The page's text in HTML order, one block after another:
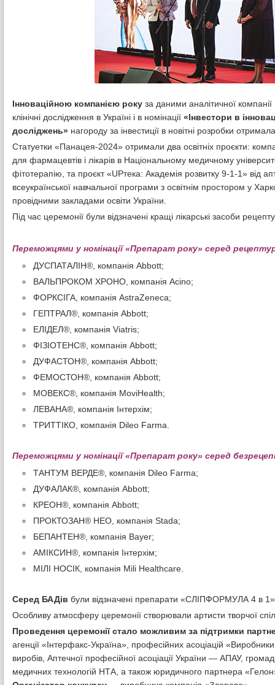
Інноваційною компанією року за даними аналітичної
клінічні дослідження в Україні і в номінації «Інвестори в
досліджень» нагороду за інвестиції в новітні розробки
Статуетки «Панацея-2024» отримали два освітніх проєкти:
для фармацевтів і лікарів в Національному медичному
фітотерапію, та проєкт «UPтека: Академія розвитку 9-1-1» від
всеукраїнської навчальної програми з освітнім простором у
провідними закладами освіти України.
Під час церемонії були відзначені кращі лікарські засоби
Переможцями у номінації «Препарат року» серед
ДУСПАТАЛІН®, компанія Аbbott;
ВАЛЬПРОКОМ ХРОНО, компанія Acino;
ФОРКСІГА, компанія АstraZeneca;
ГЕПТРАЛ®, компанія Аbbott;
ЕЛІДЕЛ®, компанія Viatris;
ФІЗІОТЕНС®, компанія Аbbott;
ДУФАСТОН®, компанія Аbbott;
ФЕМОСТОН®, компанія Аbbott;
МОВЕКС®, компанія MoviНealth;
ЛЕВАНА®, компанія Інтерхім;
ТРИТТІКО, компанія Dileo Farma.
Переможцями у номінації «Препарат року» серед
ТАНТУМ ВЕРДЕ®, компанія Dileo Farma;
ДУФАЛАК®, компанія Аbbott;
КРЕОН®, компанія Аbbott;
ПРОКТОЗАН® НЕО, компанія Stada;
БЕПАНТЕН®, компанія Bayer;
АМІКСИН®, компанія Інтерхім;
МІЛІ НОСІК, компанія Mili Healthcare.
Серед БАДів були відзначені препарати «СЛІПФОРМУЛА 4 в
Особливу атмосферу церемонії створювали артисти творчої
Проведення церемонії стало можливим за підтримки
агенції «Інтерфакс-Україна», професійних асоціацій
виробів, Аптечної професійної асоціації України — АПАУ,
медичних технологій НТА, а також юридичного партнера